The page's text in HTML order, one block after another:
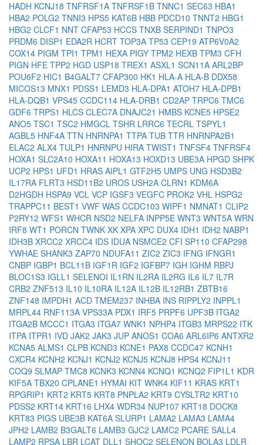
HADH KCNJ18 TNFRSF1A TNFRSF1B TNNC1 SEC63 HBA1
HBA2 POLG2 TNNI3 HPS5 KAT6B HBB PDCD10 TNNT2 HBG1
HBG2 CLCF1 NNT CFAP53 HCCS TNXB SERPIND1 TNPO3
PRDM6 DISP1 EDA2R HCRT TOP3A TP53 CEP19 ATP6V0A2
COX14 PIGM TPI1 TPM1 HEXA PIGY TPM2 HEXB TPM3 CFH
PIGN HFE TPP2 HGD USP18 TREX1 ASXL1 SCN11A ARL2BP
POU6F2 HIC1 B4GALT7 CFAP300 HK1 HLA-A HLA-B DDX58
MICOS13 MNX1 PDSS1 LEMD3 HLA-DPA1 ATOH7 HLA-DPB1
HLA-DQB1 VPS45 CCDC114 HLA-DRB1 CD2AP TRPC6 TMC6
GDF6 TRPS1 HLCS CLEC7A DNAJC21 HMBS KCNE5 HPSE2
ANO5 TSC1 TSC2 HMGCL TSHR LRRC6 TECRL TSPYL1
AGBL5 HNF4A TTN HNRNPA1 TTPA TUB TTR HNRNPA2B1
ELAC2 ALX4 TULP1 HNRNPU HIRA TWIST1 TNFSF4 TNFRSF4
HOXA1 SLC2A10 HOXA11 HOXA13 HOXD13 UBE3A HPGD SHPK
UCP2 HPS1 UFD1 HRAS AIPL1 GTF2H5 UMPS UNG HSD3B2
IL17RA FLRT3 HSD11B2 UROS USH2A CLRN1 KDM6A
D2HGDH HSPA9 VCL VCP IGSF3 VEGFC PROK2 VHL HSPG2
TRAPPC11 BEST1 VWF WAS CCDC103 WIPF1 NMNAT1 CLIP2
P2RY12 WFS1 WHCR NSD2 NELFA INPP5E WNT3 WNT5A WRN
IRF8 WT1 PORCN TWNK XK XPA XPC DUX4 IDH1 IDH2 NABP1
IDH3B XRCC2 XRCC4 IDS IDUA NSMCE2 CFI SP110 CFAP298
YWHAE SHANK3 ZAP70 NDUFA11 ZIC2 ZIC3 IFNG IFNGR1
CNBP IGBP1 BCL11B IGF1R IGF2 IGFBP7 IGH IGHM RBPJ
BLOC1S3 IGLL1 SELENOI IL1RN IL2RA IL2RG IL6 IL7 IL7R
CRB2 ZNF513 IL10 IL10RA IL12A IL12B IL12RB1 ZBTB16
ZNF148 IMPDH1 ACD TMEM237 INHBA INS RIPPLY2 INPPL1
MRPL44 RNF113A VPS33A PDX1 IRF5 PRPF6 UPF3B ITGA2
ITGA2B MCCC1 ITGA3 ITGA7 WNK1 NPHP4 ITGB3 MRPS22 ITK
ITPA ITPR1 IVD JAK2 JAK3 JUP ANOS1 COA6 ARL6IP6 ANTXR2
KCNA5 ALMS1 CLPB KCND3 KCNE1 PAX8 CCDC47 KCNH1
CXCR4 KCNH2 KCNJ1 KCNJ2 KCNJ5 KCNJ8 HPS4 KCNJ11
COQ9 SLMAP TMC8 KCNK3 KCNN4 KCNQ1 KCNQ2 FIP1L1 KDR
KIF5A TBX20 CPLANE1 HYMAI KIT WNK4 KIF11 KRAS KRT1
RPGRIP1 KRT2 KRT5 KRT8 PNPLA2 KRT9 CYSLTR2 KRT10
PDSS2 KRT14 KRT16 LHX4 WDR34 NUP107 KRT18 DOCK8
KRT83 PIGS UBE3B KAT6A SLURP1 LAMA2 LAMA3 LAMA4
JPH2 LAMB2 B3GALT6 LAMB3 GJC2 LAMC2 PCARE SALL4
LAMP2 RPSA LBR LCAT DLL1 SHOC2 SELENON BOLA3 LDLR